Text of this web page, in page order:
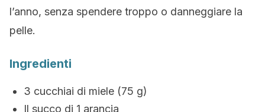
l’anno, senza spendere troppo o danneggiare la
pelle.
Ingredienti
3 cucchiai di miele (75 g)
Il succo di 1 arancia